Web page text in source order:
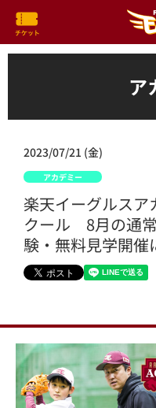
ア
2023/07/21 (金)
アカデミー
楽天イーグルスア
クール 8月の通
験・無料見学開催